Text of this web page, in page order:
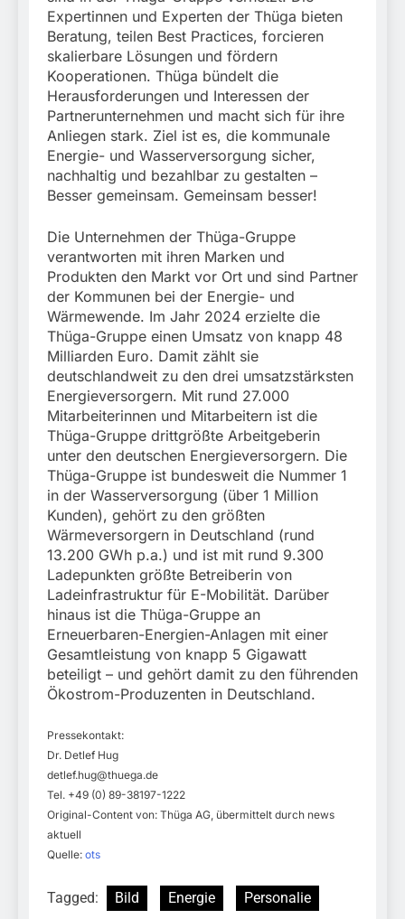
Expertinnen und Experten der Thüga bieten
Beratung, teilen Best Practices, forcieren
skalierbare Lösungen und fördern
Kooperationen. Thüga bündelt die
Herausforderungen und Interessen der
Partnerunternehmen und macht sich für ihre
Anliegen stark. Ziel ist es, die kommunale
Energie- und Wasserversorgung sicher,
nachhaltig und bezahlbar zu gestalten –
Besser gemeinsam. Gemeinsam besser!
Die Unternehmen der Thüga-Gruppe
verantworten mit ihren Marken und
Produkten den Markt vor Ort und sind Partner
der Kommunen bei der Energie- und
Wärmewende. Im Jahr 2024 erzielte die
Thüga-Gruppe einen Umsatz von knapp 48
Milliarden Euro. Damit zählt sie
deutschlandweit zu den drei umsatzstärksten
Energieversorgern. Mit rund 27.000
Mitarbeiterinnen und Mitarbeitern ist die
Thüga-Gruppe drittgrößte Arbeitgeberin
unter den deutschen Energieversorgern. Die
Thüga-Gruppe ist bundesweit die Nummer 1
in der Wasserversorgung (über 1 Million
Kunden), gehört zu den größten
Wärmeversorgern in Deutschland (rund
13.200 GWh p.a.) und ist mit rund 9.300
Ladepunkten größte Betreiberin von
Ladeinfrastruktur für E-Mobilität. Darüber
hinaus ist die Thüga-Gruppe an
Erneuerbaren-Energien-Anlagen mit einer
Gesamtleistung von knapp 5 Gigawatt
beteiligt – und gehört damit zu den führenden
Ökostrom-Produzenten in Deutschland.
Pressekontakt:
Dr. Detlef Hug
detlef.hug@thuega.de
Tel. +49 (0) 89-38197-1222
Original-Content von: Thüga AG, übermittelt durch news
aktuell
Quelle: ots
Tagged: Bild Energie Personalie